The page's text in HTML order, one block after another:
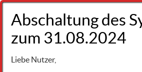
+49 9231 961342
Liebe Nutzer,